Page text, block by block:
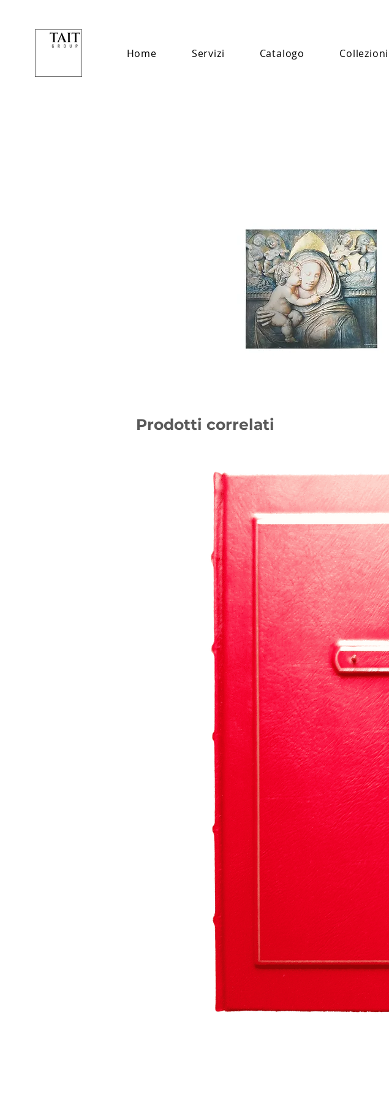
Home Servizi Catalogo Collezioni
Prodotti correlati